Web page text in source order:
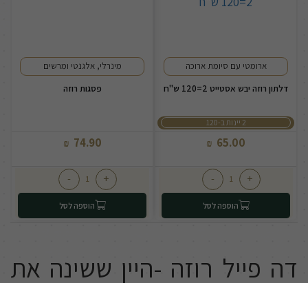
ארומטי עם סיומת ארוכה
דלתון רוזה יבש אסטייט 2=120 ש"ח
2 יינות ב-120
65.00
₪
+
-
הוספה לסל
מינרלי, אלגנטי ומרשים
פסגות רוזה
74.90
₪
+
-
הוספה לסל
דה פייל רוזה -היין ששינה את